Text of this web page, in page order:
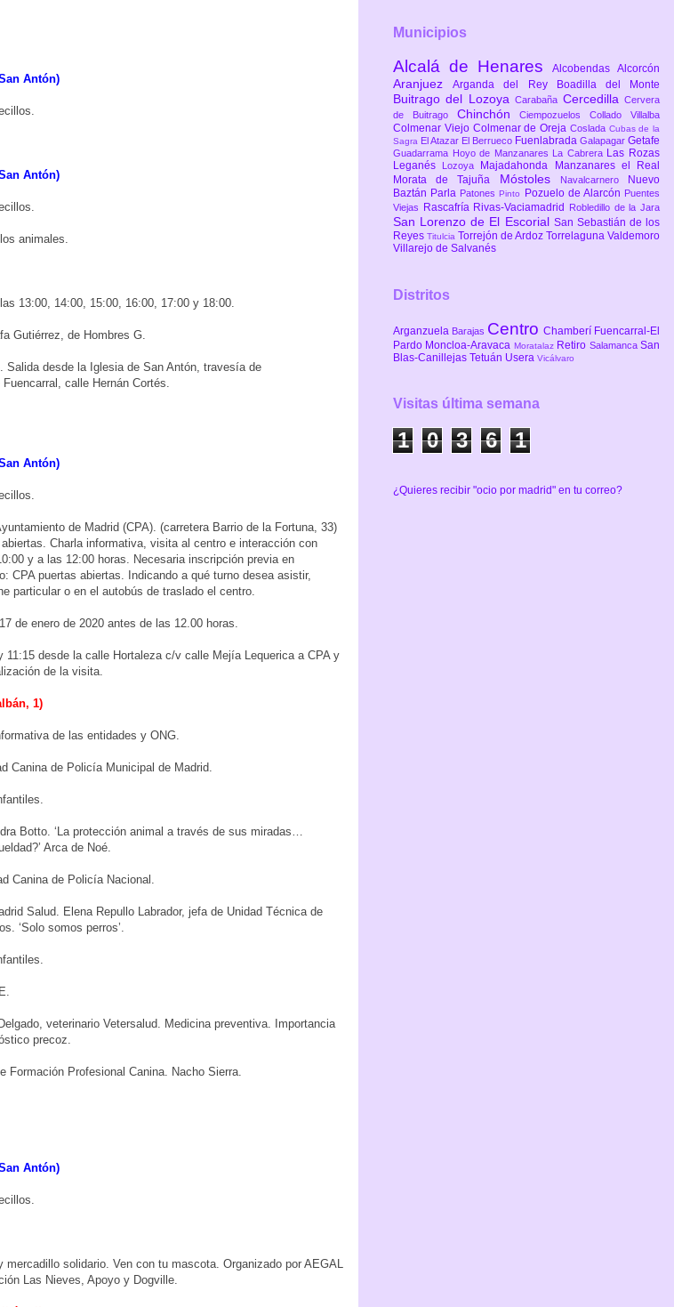
Antón)
Antón)
animales.
13:00, 14:00, 15:00, 16:00, 17:00 y 18:00.
Gutiérrez, de Hombres G.
Salida desde la Iglesia de San Antón, travesía de
calle Hernán Cortés.
Antón)
de Madrid (CPA). (carretera Barrio de la Fortuna, 33)
Charla informativa, visita al centro e interacción con
y a las 12:00 horas. Necesaria inscripción previa en
CPA puertas abiertas. Indicando a qué turno desea asistir,
particular o en el autobús de traslado el centro.
de enero de 2020 antes de las 12.00 horas.
desde la calle Hortaleza c/v calle Mejía Lequerica a CPA y
de la visita.
1)
de las entidades y ONG.
Canina de Policía Municipal de Madrid.
Botto. ‘La protección animal a través de sus miradas…
Arca de Noé.
Canina de Policía Nacional.
Salud. Elena Repullo Labrador, jefa de Unidad Técnica de
‘Solo somos perros’.
veterinario Vetersalud. Medicina preventiva. Importancia
precoz.
Formación Profesional Canina. Nacho Sierra.
Antón)
solidario. Ven con tu mascota. Organizado por AEGAL
Las Nieves, Apoyo y Dogville.
Municipios
Alcalá de Henares Alcobendas Alcorcón
AranjuezArganda del Rey Boadilla del Monte
Buitrago del LozoyaCarabaña CercedillaCervera
de Buitrago ChinchónCiempozuelosCollado Villalba
Colmenar Viejo Colmenar de Oreja Coslada Cubas de la
Sagra El Atazar El Berrueco Fuenlabrada Galapagar Getafe
Guadarrama Hoyo de Manzanares La Cabrera Las Rozas
Leganés
Lozoya Majadahonda
Manzanares el Real
Morata de Tajuña Móstoles Navalcarnero
Nuevo
Baztán Parla PatonesPinto Pozuelo de Alarcón Puentes
Viejas
Rascafría Rivas-Vaciamadrid Robledillo de la Jara
San Lorenzo de El Escorial San Sebastián de los
Reyes Titulcia Torrejón de Ardoz Torrelaguna Valdemoro
Villarejo de Salvanés
Distritos
Arganzuela Barajas Centro Chamberí Fuencarral-El
Pardo Moncloa-Aravaca Moratalaz Retiro SalamancaSan
Blas-Canillejas Tetuán Usera Vicálvaro
Visitas última semana
1 0 3 6 1
¿Quieres recibir "ocio por madrid" en tu correo?